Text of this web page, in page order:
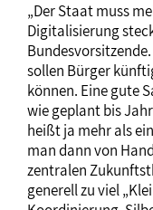
„Der Staat muss
Digitalisierung
sollen Bürger
können. Eine gute
wie geplant bis
heißt ja mehr als
man dann von
zentralen
generell zu viel